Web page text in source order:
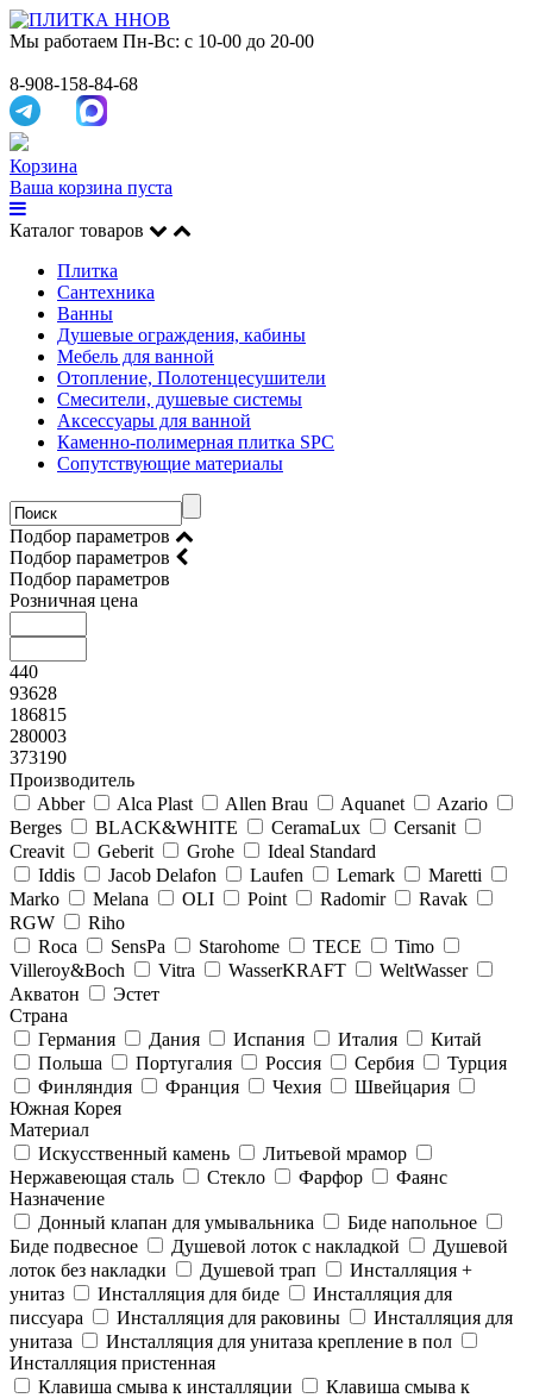
Мы работаем Пн-Вс: с 10-00 до 20-00
8-908-158-84-68
Корзина
Ваша корзина пуста
Каталог товаров
Плитка
Сантехника
Ванны
Душевые ограждения, кабины
Мебель для ванной
Отопление, Полотенцесушители
Смесители, душевые системы
Аксессуары для ванной
Каменно-полимерная плитка SPC
Сопутствующие материалы
Подбор параметров
Подбор параметров
Подбор параметров
Розничная цена
440
93628
186815
280003
373190
Производитель
Abber
Alca Plast Allen Brau Aquanet
Azario
Berges
BLACK&WHITE CeramaLux
Cersanit
Creavit
Geberit Grohe
Ideal Standard
Iddis
Jacob Delafon Laufen Lemark
Maretti
Marko
Melana OLI Point Radomir
Ravak
RGW
Riho
Roca
SensPa Starohome TECE
Timo
Villeroy&Boсh
Vitra WasserKRAFT
WeltWasser
Акватон
Эстет
Страна
Германия
Дания Испания Италия
Китай
Польша
Португалия Россия Сербия
Турция
Финляндия
Франция Чехия
Швейцария
Южная Корея
Материал
Искусственный камень
Литьевой мрамор
Нержавеющая сталь
Стекло Фарфор
Фаянс
Назначение
Донный клапан для умывальника
Биде напольное
Биде подвесное
Душевой лоток с накладкой
Душевой
лоток без накладки
Душевой трап
Инсталляция +
унитаз
Инсталляция для биде
Инсталляция для
писсуара
Инсталляция для раковины
Инсталляция для
унитаза
Инсталляция для унитаза крепление в пол
Инсталляция пристенная
Клавиша смыва к инсталляции
Клавиша смыва к